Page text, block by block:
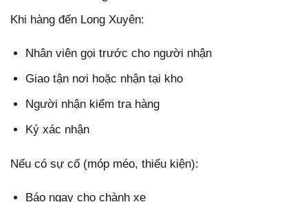
Khi hàng đến Long Xuyên:
Nhân viên gọi trước cho người nhận
Giao tận nơi hoặc nhận tại kho
Người nhận kiểm tra hàng
Ký xác nhận
Nếu có sự cố (móp méo, thiếu kiện):
Báo ngay cho chành xe